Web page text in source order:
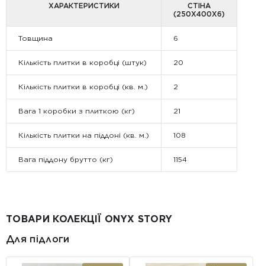
ХАРАКТЕРИСТИКИ
СТІНА
(250X400X6)
Товщина 6
Кількість плитки в коробці (штук) 20
Кількість плитки в коробці (кв. м.) 2
Вага 1 коробки з плиткою (кг) 21
Кількість плитки на піддоні (кв. м.) 108
Вага піддону брутто (кг) 1154
ТОВАРИ КОЛЕКЦІЇ ONYX STORY
Для підлоги